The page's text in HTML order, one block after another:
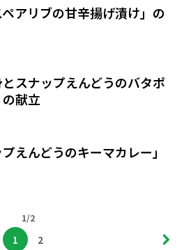
ペアリブの甘辛揚げ漬け」の
とスナップえんどうのバタポ
献立
プえんどうのキーマカレー」
1/2
1 2